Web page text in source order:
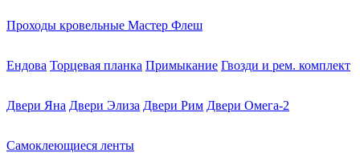
Проходы кровельные Мастер Флеш
Ендова Торцевая планка Примыкание Гвозди и рем. комплект
Двери Яна Двери Элиза Двери Рим Двери Омега-2
Самоклеющиеся ленты